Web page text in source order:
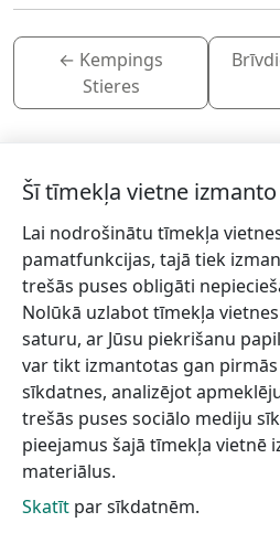
← Kempings
Stieres
Piesakies
Pieraksties jaunumiem e-pastā
jaunākās aktualitātes.
Vēlos saņemt jaunumus uz
Šī tīmekļa vietne
Lai nodrošinātu tīmekļa
pamatfunkcijas, tajā tiek
trešās puses obligāti
Nolūkā uzlabot tīmekļa
saturu, ar Jūsu piekrišanu
var tikt izmantotas gan
sīkdatnes, analizējot
trešās puses sociālo mediju
pieejamus šajā tīmekļa vietnē
materiālus.
Skatīt par sīkdatnēm.